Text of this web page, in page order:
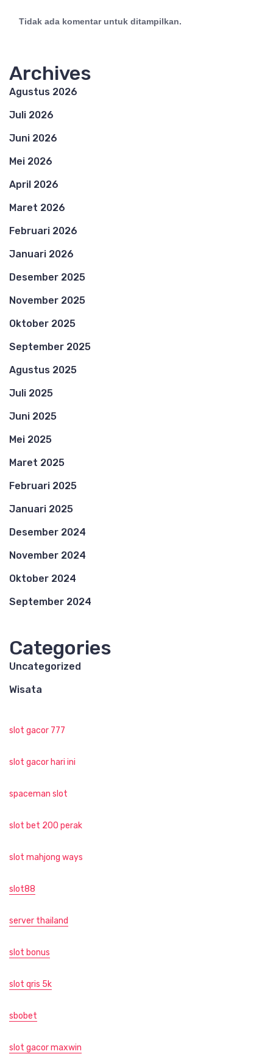
Tidak ada komentar untuk ditampilkan.
Archives
Agustus 2026
Juli 2026
Juni 2026
Mei 2026
April 2026
Maret 2026
Februari 2026
Januari 2026
Desember 2025
November 2025
Oktober 2025
September 2025
Agustus 2025
Juli 2025
Juni 2025
Mei 2025
Maret 2025
Februari 2025
Januari 2025
Desember 2024
November 2024
Oktober 2024
September 2024
Categories
Uncategorized
Wisata
slot gacor 777
slot gacor hari ini
spaceman slot
slot bet 200 perak
slot mahjong ways
slot88
server thailand
slot bonus
slot qris 5k
sbobet
slot gacor maxwin